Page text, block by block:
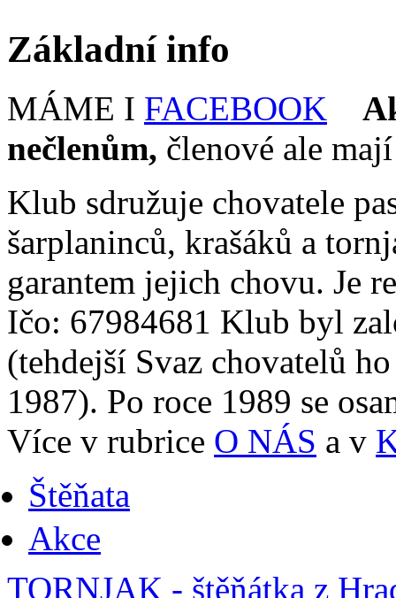
Základní info
MÁME I FACEBOOK
nečlenům, členové ale
Klub sdružuje chovatele
šarplaninců, krašáků a
garantem jejich chovu. Je
Ičo: 67984681 Klub byl
(tehdejší Svaz chovatelů
1987). Po roce 1989 se
Více v rubrice O NÁS a v
Štěňata
Akce
TORNJAK - štěňátka z